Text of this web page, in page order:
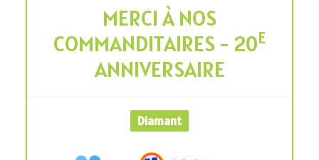
MERCI À NOS
COMMANDITAIRES - 20E
ANNIVERSAIRE
Diamant